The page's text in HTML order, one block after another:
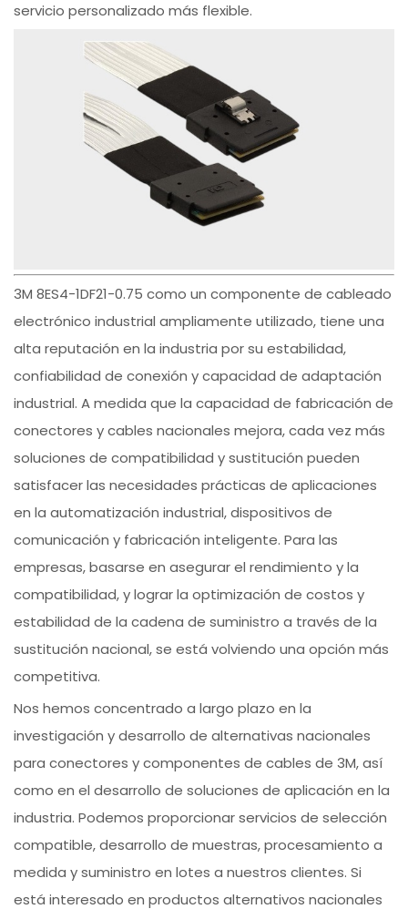
servicio personalizado más flexible.
3M 8ES4-1DF21-0.75 como un componente de cableado
electrónico industrial ampliamente utilizado, tiene una
alta reputación en la industria por su estabilidad,
confiabilidad de conexión y capacidad de adaptación
industrial. A medida que la capacidad de fabricación de
conectores y cables nacionales mejora, cada vez más
soluciones de compatibilidad y sustitución pueden
satisfacer las necesidades prácticas de aplicaciones
en la automatización industrial, dispositivos de
comunicación y fabricación inteligente. Para las
empresas, basarse en asegurar el rendimiento y la
compatibilidad, y lograr la optimización de costos y
estabilidad de la cadena de suministro a través de la
sustitución nacional, se está volviendo una opción más
competitiva.
Nos hemos concentrado a largo plazo en la
investigación y desarrollo de alternativas nacionales
para conectores y componentes de cables de 3M, así
como en el desarrollo de soluciones de aplicación en la
industria. Podemos proporcionar servicios de selección
compatible, desarrollo de muestras, procesamiento a
medida y suministro en lotes a nuestros clientes. Si
está interesado en productos alternativos nacionales